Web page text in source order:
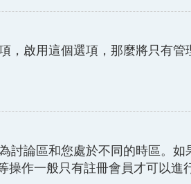
，啟用這個選項，那麼將只有
論區和您處於不同的時區。
作一般只有註冊會員才可以進